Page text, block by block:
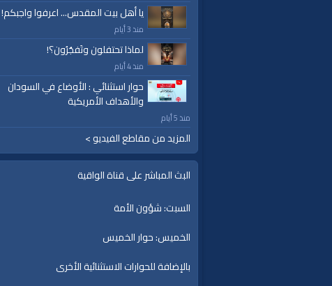
يا أهل بيت المقدس... اعرفوا واجبكم!
منذ 3 أيام
لماذا تحتفلون وتَفجُرُون؟!
منذ 4 أيام
حوار استثنائي : الأوضاع في السودان
والأهداف الأمريكية
منذ 5 أيام
المزيد من مقاطع الفيديو >
البث المباشر على قناة الواقية
السبت: شؤون الأمة
الخميس: حوار الخميس
بالإضافة للحوارات الاستثنائية الأخرى